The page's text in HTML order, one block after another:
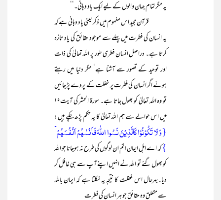
یہ مگر تمام جہان والوں کے لیے ایک یاد دہانی۔‘‘
قرآن مجید اس مفہوم میں ذکر یعنی یاد دہانی ہے کہ
یہ انسان کی فطرت میں پہلے سے موجود حقائق کی یاد تازہ
کرتا ہے۔ دراصل انسان فطری طور پر اللہ تعالیٰ کی ذات
اور توحید کے تصور سے آشنا ہے‘ مگر دنیا میں رہتے
ہوئے اگر انسان کی فطرت پر غفلت کے پردے پڑ جائیں
تو وہ اللہ تعالیٰ کو بھول جاتا ہے۔ سورۃ الحشر کی آیت۱۹
میں اس حوالے سے ہم اللہ تعالیٰ کا یہ حکم پڑھ چکے ہیں:
{وَ لَا تَکُوۡنُوۡا کَالَّذِیۡنَ نَسُوا اللّٰہَ فَاَنۡسٰہُمۡ اَنۡفُسَہُمۡ ؕ
}کہ اے اہل ایمان! تم ان لوگوں کی طرح نہ ہوجانا جو اللہ
کو بھول گئے تو اللہ نے انہیں اپنے آپ سے ہی غافل کر
دیا۔بہرحال اس غفلت کا نتیجہ یہ نکلتا ہے کہ ایمان باللہ
سے متعلق وہ حقائق جو ہر انسان کی فطرت